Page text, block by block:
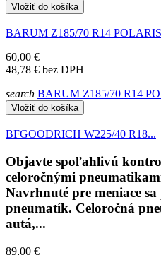
Vložiť do košíka
BARUM Z185/70 R14
60,00 €
48,78 € bez DPH
search BARUM Z185/70 R14
Vložiť do košíka
BFGOODRICH W225/40 R18...
Objavte spoľahlivú
celoročnými
Navrhnuté pre meniace
pneumatík. Celoročná
autá,...
89,00 €